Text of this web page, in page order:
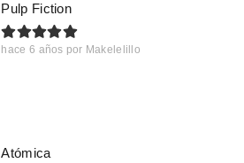
Pulp Fiction
hace 6 años por Makelelillo
Atómica